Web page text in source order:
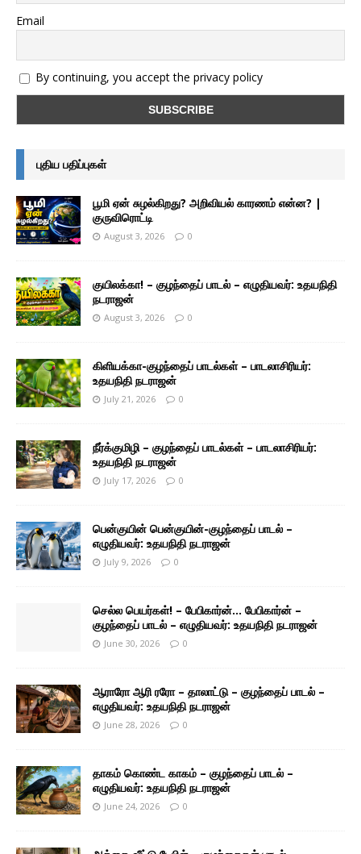
Email
By continuing, you accept the privacy policy
புதிய பதிப்புகள்
பூமி ஏன் சுழல்கிறது? அறிவியல் காரணம் என்ன? |
குருவிரொட்டி
August 3, 2026 0
குயிலக்கா! – குழந்தைப் பாடல் – எழுதியவர்: உதயநிதி
நடராஜன்
August 3, 2026 0
கிளியக்கா-குழந்தைப் பாடல்கள் – பாடலாசிரியர்:
உதயநிதி நடராஜன்
July 21, 2026 0
நீர்க்குமிழி – குழந்தைப் பாடல்கள் – பாடலாசிரியர்:
உதயநிதி நடராஜன்
July 17, 2026 0
பென்குயின் பென்குயின்-குழந்தைப் பாடல் –
எழுதியவர்: உதயநிதி நடராஜன்
July 9, 2026 0
செல்ல பெயர்கள்! – பேபிகார்ன்… பேபிகார்ன் –
குழந்தைப் பாடல் – எழுதியவர்: உதயநிதி நடராஜன்
June 30, 2026 0
ஆராரோ ஆரி ரரோ – தாலாட்டு – குழந்தைப் பாடல் –
எழுதியவர்: உதயநிதி நடராஜன்
June 28, 2026 0
தாகம் கொண்ட காகம் – குழந்தைப் பாடல் –
எழுதியவர்: உதயநிதி நடராஜன்
June 24, 2026 0